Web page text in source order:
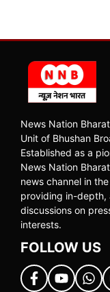
News Nation
Unit of Bhushan
Established as a
News Nation
news channel in
providing in-depth,
discussions on
interests.
FOLLOW US